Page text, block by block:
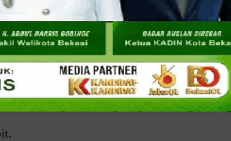
dan pesannya, Ketua MPR Bamsoet
bangsa akibat para pendukung